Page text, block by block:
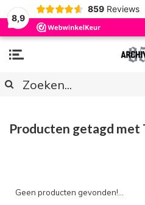
8,9
859 Reviews
Producten getagd met
Geen producten gevonden!...